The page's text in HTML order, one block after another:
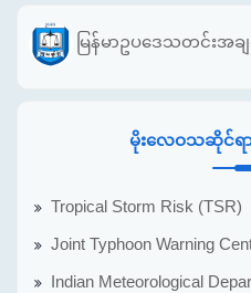
မြန်မာဥပဒေသတင်း
မိုးလေဝသဆိုင်ရာ
Tropical Storm Risk (TSR)
Joint Typhoon Warning
Indian Meteorological